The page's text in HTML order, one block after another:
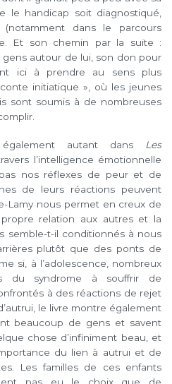
le handicap soit diagnostiqué,
dans le parcours
Et son chemin par la suite :
gens autour de lui, son don pour
ici à prendre au sens plus
initiatique », où les jeunes
sont soumis à de nombreuses
autant dans
Les
l’intelligence émotionnelle
nos réflexes de peur et de
de leurs réactions peuvent
Lamy nous permet en creux de
relation aux autres et la
semble-t-il conditionnés à nous
plutôt que des ponts de
si, à l’adolescence, nombreux
du syndrome à souffrir de
à des réactions de rejet
le livre montre également
beaucoup de gens et savent
chose d’infiniment beau, et
du lien à autrui et de
Les familles de ces enfants